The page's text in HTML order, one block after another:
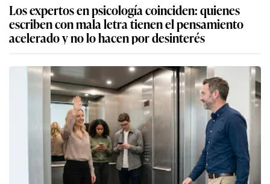
Los expertos en psicología coinciden: quienes
escriben con mala letra tienen el pensamiento
acelerado y no lo hacen por desinterés